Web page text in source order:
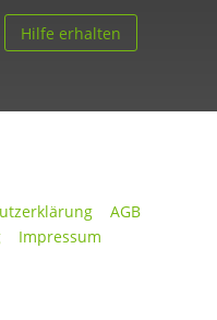
Hilfe erhalten
|AGB
Impressum